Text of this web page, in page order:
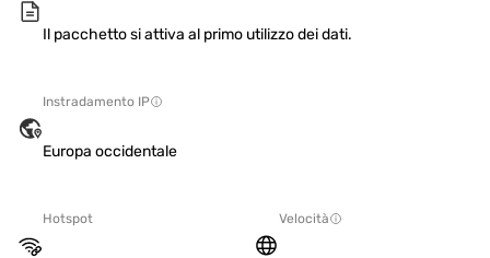
Il pacchetto si attiva al primo utilizzo dei dati.
Instradamento IP
Europa occidentale
Hotspot Velocità